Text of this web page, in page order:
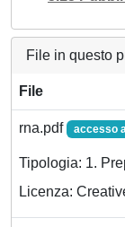
File in questo
File
rna.pdf accesso
Tipologia: 1.
Licenza: